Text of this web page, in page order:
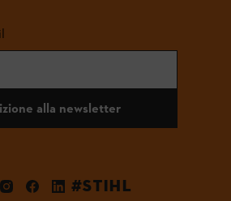
alla newsletter
#STIHL